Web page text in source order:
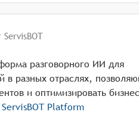
ServisBOT
разговорного ИИ для
в разных отраслях,
и оптимизировать
ServisBOT Platform